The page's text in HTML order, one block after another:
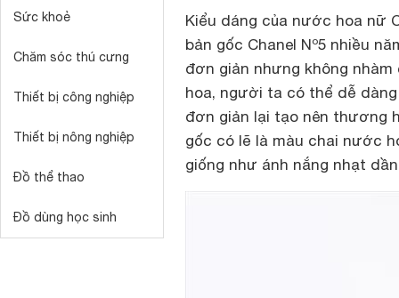
Sức khoẻ
Chăm sóc thú cưng
Thiết bị công nghiệp
Thiết bị nông nghiệp
Đồ thể thao
Đồ dùng học sinh
Kiểu dáng của nước hoa nữ
bản gốc Chanel Nº5 nhiều
đơn giản nhưng không
hoa, người ta có thể dễ
đơn giản lại tạo nên thương
gốc có lẽ là màu chai nước
giống như ánh nắng nhạt